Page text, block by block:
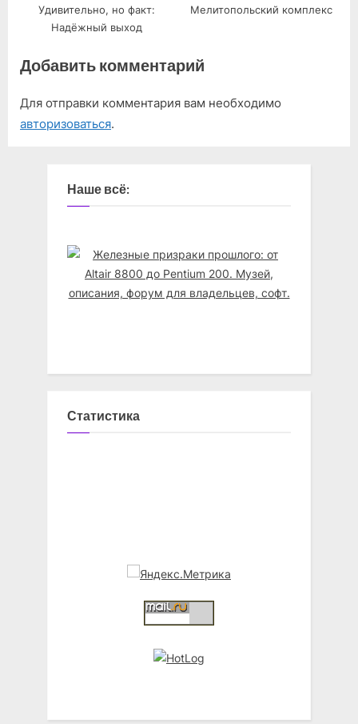
Удивительно, но факт:
Надёжный выход
Мелитопольский комплекс
Добавить комментарий
Для отправки комментария вам необходимо
авторизоваться.
Наше всё:
Статистика